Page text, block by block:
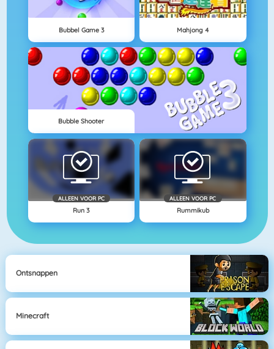
Bubbel Game 3 Mahjong 4
Bubble Shooter
ALLEEN VOOR PC
Run 3
ALLEEN VOOR PC
Rummikub
Ontsnappen
Minecraft